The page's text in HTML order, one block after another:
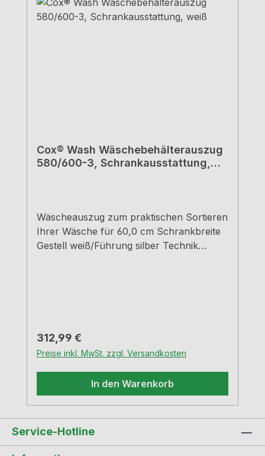
Cox® Wash Wäschebehälterauszug
580/600-3, Schrankausstattung,
Wäscheauszug zum praktischen Sortieren
Ihrer Wäsche für 60,0 cm Schrankbreite
Gestell weiß/Führung silber Technik
Regulärer Preis:
312,99 €
Preise inkl. MwSt. zzgl. Versandkosten
In den Warenkorb
Service-Hotline